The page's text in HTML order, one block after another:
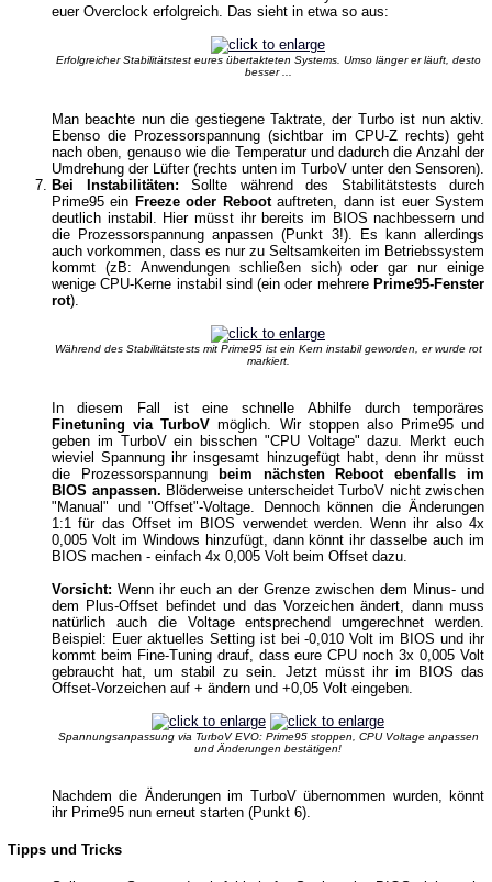
euer Overclock erfolgreich. Das sieht in etwa so aus:
Erfolgreicher Stabilitätstest eures übertakteten Systems. Umso länger er läuft, desto
besser ...
Man beachte nun die gestiegene Taktrate, der Turbo ist nun aktiv.
Ebenso die Prozessorspannung (sichtbar im CPU-Z rechts) geht
nach oben, genauso wie die Temperatur und dadurch die Anzahl der
Umdrehung der Lüfter (rechts unten im TurboV unter den Sensoren).
Bei Instabilitäten: Sollte während des Stabilitätstests durch
Prime95 ein Freeze oder Rebootauftreten, dann ist euer System
deutlich instabil. Hier müsst ihr bereits im BIOS nachbessern und
die Prozessorspannung anpassen (Punkt 3!). Es kann allerdings
auch vorkommen, dass es nur zu Seltsamkeiten im Betriebssystem
kommt (zB: Anwendungen schließen sich) oder gar nur einige
wenige CPU-Kerne instabil sind (ein oder mehrere Prime95-Fenster
rot).
Während des Stabilitätstests mit Prime95 ist ein Kern instabil geworden, er wurde rot
markiert.
In diesem Fall ist eine schnelle Abhilfe durch temporäres
Finetuning via TurboV möglich. Wir stoppen also Prime95 und
geben im TurboV ein bisschen "CPU Voltage" dazu. Merkt euch
wieviel Spannung ihr insgesamt hinzugefügt habt, denn ihr müsst
die Prozessorspannung beim nächsten Reboot ebenfalls im
BIOS anpassen. Blöderweise unterscheidet TurboV nicht zwischen
"Manual" und "Offset"-Voltage. Dennoch können die Änderungen
1:1 für das Offset im BIOS verwendet werden. Wenn ihr also 4x
0,005 Volt im Windows hinzufügt, dann könnt ihr dasselbe auch im
BIOS machen - einfach 4x 0,005 Volt beim Offset dazu.
Vorsicht: Wenn ihr euch an der Grenze zwischen dem Minus- und
dem Plus-Offset befindet und das Vorzeichen ändert, dann muss
natürlich auch die Voltage entsprechend umgerechnet werden.
Beispiel: Euer aktuelles Setting ist bei -0,010 Volt im BIOS und ihr
kommt beim Fine-Tuning drauf, dass eure CPU noch 3x 0,005 Volt
gebraucht hat, um stabil zu sein. Jetzt müsst ihr im BIOS das
Offset-Vorzeichen auf + ändern und +0,05 Volt eingeben.
Spannungsanpassung via TurboV EVO: Prime95 stoppen, CPU Voltage anpassen
und Änderungen bestätigen!
Nachdem die Änderungen im TurboV übernommen wurden, könnt
ihr Prime95 nun erneut starten (Punkt 6).
Tipps und Tricks